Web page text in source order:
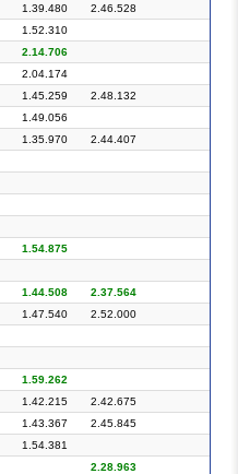
1.39.480
2.46.528
1.52.310
2.14.706
2.04.174
1.45.259
2.48.132
1.49.056
1.35.970
2.44.407
1.54.875
1.44.508
2.37.564
1.47.540
2.52.000
1.59.262
1.42.215
2.42.675
1.43.367
2.45.845
1.54.381
2.28.963